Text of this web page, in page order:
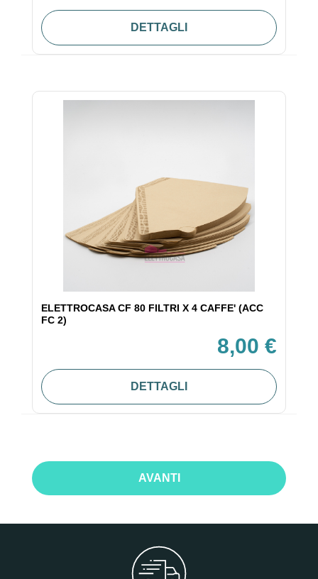
DETTAGLI
ELETTROCASA CF 80 FILTRI X 4 CAFFE' (ACC
FC 2)
8,00 €
DETTAGLI
AVANTI